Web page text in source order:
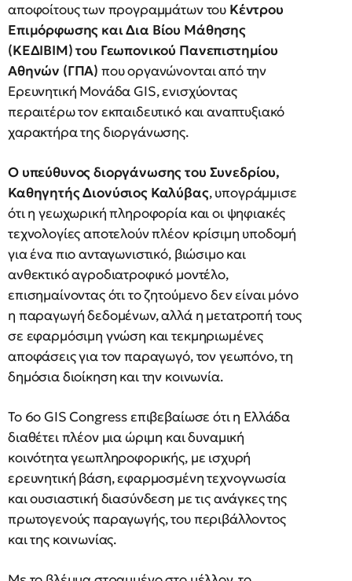
αποφοίτους των προγραμμάτων του Κέντρου
Επιμόρφωσης και Δια Βίου Μάθησης
(ΚΕΔΙΒΙΜ) του Γεωπονικού Πανεπιστημίου
Αθηνών (ΓΠΑ) που οργανώνονται από την
Ερευνητική Μονάδα GIS, ενισχύοντας
περαιτέρω τον εκπαιδευτικό και αναπτυξιακό
χαρακτήρα της διοργάνωσης.
Ο υπεύθυνος διοργάνωσης του Συνεδρίου,
Καθηγητής Διονύσιος Καλύβας, υπογράμμισε
ότι η γεωχωρική πληροφορία και οι ψηφιακές
τεχνολογίες αποτελούν πλέον κρίσιμη υποδομή
για ένα πιο ανταγωνιστικό, βιώσιμο και
ανθεκτικό αγροδιατροφικό μοντέλο,
επισημαίνοντας ότι το ζητούμενο δεν είναι μόνο
η παραγωγή δεδομένων, αλλά η μετατροπή τους
σε εφαρμόσιμη γνώση και τεκμηριωμένες
αποφάσεις για τον παραγωγό, τον γεωπόνο, τη
δημόσια διοίκηση και την κοινωνία.
Το 6ο GIS Congress επιβεβαίωσε ότι η Ελλάδα
διαθέτει πλέον μια ώριμη και δυναμική
κοινότητα γεωπληροφορικής, με ισχυρή
ερευνητική βάση, εφαρμοσμένη τεχνογνωσία
και ουσιαστική διασύνδεση με τις ανάγκες της
πρωτογενούς παραγωγής, του περιβάλλοντος
και της κοινωνίας.